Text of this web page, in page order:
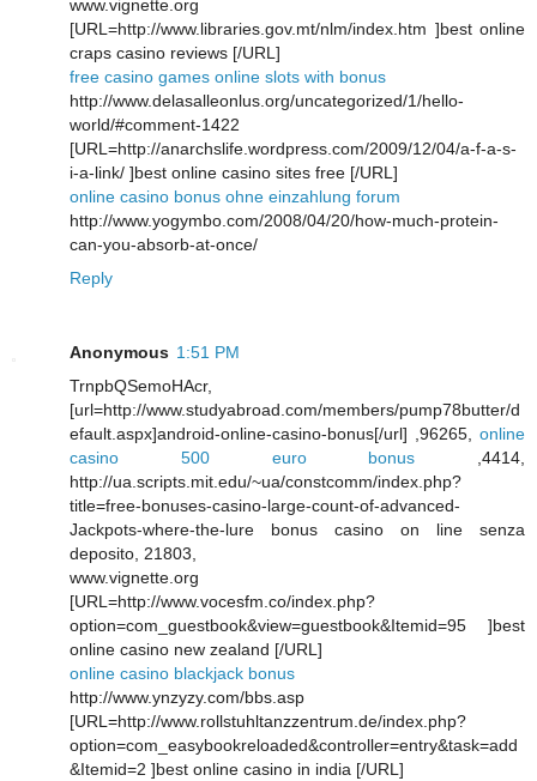
www.vignette.org
[URL=http://www.libraries.gov.mt/nlm/index.htm ]best online
craps casino reviews [/URL]
free casino games online slots with bonus
http://www.delasalleonlus.org/uncategorized/1/hello-
world/#comment-1422
[URL=http://anarchslife.wordpress.com/2009/12/04/a-f-a-s-
i-a-link/ ]best online casino sites free [/URL]
online casino bonus ohne einzahlung forum
http://www.yogymbo.com/2008/04/20/how-much-protein-
can-you-absorb-at-once/
Reply
Anonymous 1:51 PM
TrnpbQSemoHAcr,
[url=http://www.studyabroad.com/members/pump78butter/d
efault.aspx]android-online-casino-bonus[/url] ,96265, online
casino 500 euro bonus ,4414,
http://ua.scripts.mit.edu/~ua/constcomm/index.php?
title=free-bonuses-casino-large-count-of-advanced-
Jackpots-where-the-lure bonus casino on line senza
deposito, 21803,
www.vignette.org
[URL=http://www.vocesfm.co/index.php?
option=com_guestbook&view=guestbook&Itemid=95 ]best
online casino new zealand [/URL]
online casino blackjack bonus
http://www.ynzyzy.com/bbs.asp
[URL=http://www.rollstuhltanzzentrum.de/index.php?
option=com_easybookreloaded&controller=entry&task=add
&Itemid=2 ]best online casino in india [/URL]